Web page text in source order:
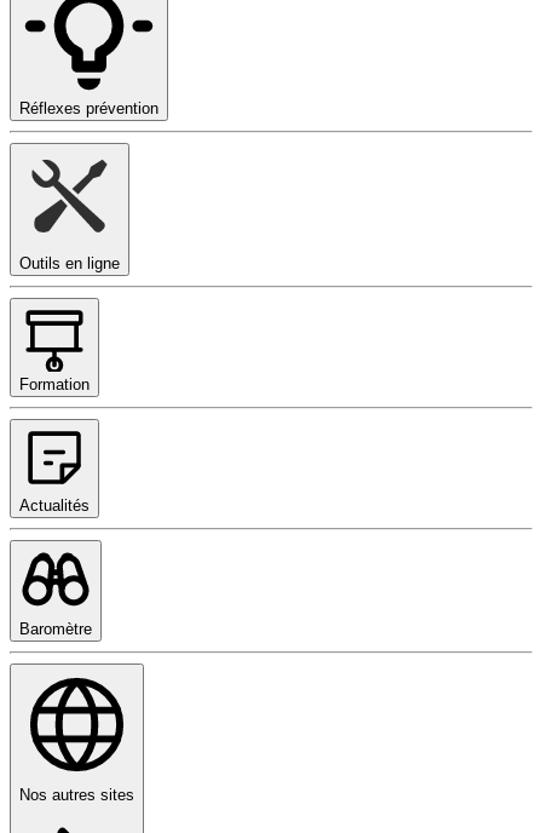
Réflexes prévention
Outils en ligne
Formation
Actualités
Baromètre
Nos autres sites